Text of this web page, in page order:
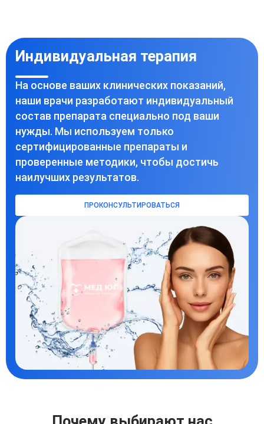
Индивидуальная терапия
На основе ваших клинических показаний,
наши врачи разработают индивидуальный
состав препарата специально под ваши
нужды. Мы используем только
сертифицированные препараты и
проверенные методики, чтобы достичь
наилучших результатов.
ПРОКОНСУЛЬТИРОВАТЬСЯ